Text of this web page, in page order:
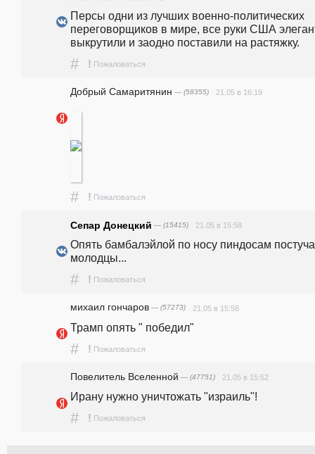
Персы одни из лучших военно-политических
переговорщиков в мире, все руки США
выкрутили и заодно поставили на растяжку.
# ! Пожаловаться
Добрый Самаритянин — (58355) 21.05 в 16:19
# ! Пожаловаться
Сепар Донецкий — (15415) 21.05 в 15:58
Опять бамбалэйлой по носу пиндосам
молодцы...
# ! Пожаловаться
михаил гончаров — (57273) 21.05 в 15:58
Трамп опять " победил"
# ! Пожаловаться
Повелитель Вселенной — (47751) 21.05 в 15:52
Ирану нужно уничтожать "израиль"!
# ! Пожаловаться